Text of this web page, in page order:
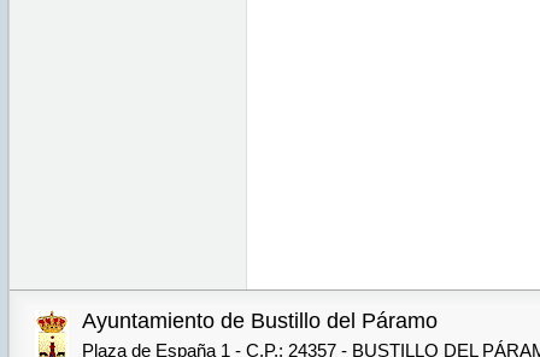
Ayuntamiento de Bustillo del Páramo
Plaza de España 1 - C.P.: 24357 - BUSTILLO DEL